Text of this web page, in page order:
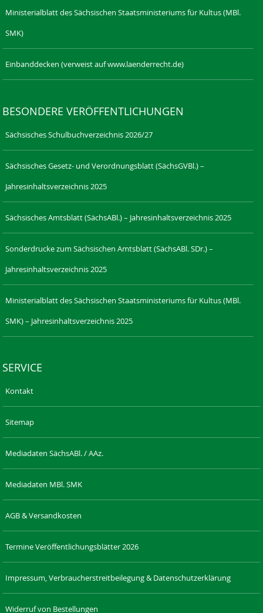
Ministerialblatt des Sächsischen Staatsministeriums für Kultus (MBl.
SMK)
Einbanddecken (verweist auf www.laenderrecht.de)
BESONDERE VERÖFFENTLICHUNGEN
Sächsisches Schulbuchverzeichnis 2026/27
Sächsisches Gesetz- und Verordnungsblatt (SächsGVBl.) –
Jahresinhaltsverzeichnis 2025
Sächsisches Amtsblatt (SächsABl.) – Jahresinhaltsverzeichnis 2025
Sonderdrucke zum Sächsischen Amtsblatt (SächsABl. SDr.) –
Jahresinhaltsverzeichnis 2025
Ministerialblatt des Sächsischen Staatsministeriums für Kultus (MBl.
SMK) – Jahresinhaltsverzeichnis 2025
SERVICE
Kontakt
Sitemap
Mediadaten SächsABl. / AAz.
Mediadaten MBl. SMK
AGB & Versandkosten
Termine Veröffentlichungsblätter 2026
Impressum, Verbraucherstreitbeilegung & Datenschutzerklärung
Widerruf von Bestellungen